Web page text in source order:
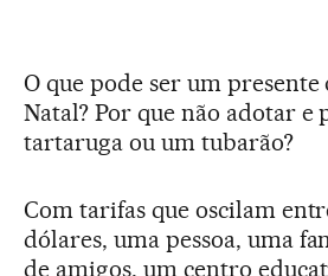
O que pode ser um
Natal? Por que não adotar e
tartaruga ou um tubarão?
Com tarifas que oscilam
dólares, uma pessoa, uma
de amigos, um centro